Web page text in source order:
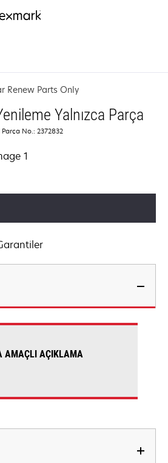
Renew Parts Only
Yalnızca Parça
Parça No.: 2372832
AMAÇLI AÇIKLAMA